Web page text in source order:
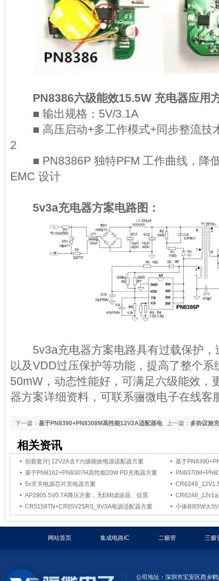
PN8386六级能效15.5W 充电器应
■ 输出规格：5V/3.1A
■ 高压启动+多工作模式+同步整流技
2
■ PN8386P 独特PFM 工作曲线，降
EMC 设计
5v3a充电器方案电路图：
5v3a充电器方案电路具有过载保护，
以及VDD过压保护等功能，提高了整个
50mW，动态性能好，可满足六级能效，
器方案详细资料，可联系骊微电子在线客
上一篇： 多协议旅
下一篇： 基于PN8390+PN8308M高性能12V2A适配器电
源方案
相关资讯
创新套片| 12V2A去Y六级能效电源适配器方案
基于
基于PN8162+PN8307H高性能20W PD充电器方案
5v开关电源芯片充电器方案
AP2905 5V0.7A降压方案，无EMI滤波器、仅需
CR6248_12v1a
CR5159TN+CR85V25RS_9V3A电源适配器方案
小体积65W大功
网站首页 集成电路IC 二极管 三极
公司地址：深圳市宝安区西乡